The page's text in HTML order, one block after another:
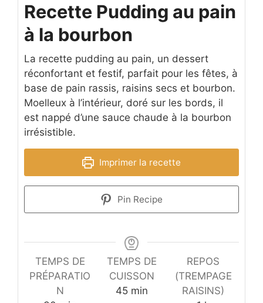
Recette Pudding au pain
à la bourbon
La recette pudding au pain, un dessert
réconfortant et festif, parfait pour les fêtes, à
base de pain rassis, raisins secs et bourbon.
Moelleux à l’intérieur, doré sur les bords, il
est nappé d’une sauce chaude à la bourbon
irrésistible.
Imprimer la recette
Pin Recipe
TEMPS DE
PRÉPARATIO
N
TEMPS DE
CUISSON
45minutes
min
REPOS
(TREMPAGE
RAISINS)